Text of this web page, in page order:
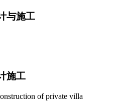
与施工
施工
of private villa